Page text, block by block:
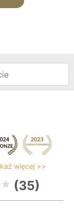
więcej >>
(35)